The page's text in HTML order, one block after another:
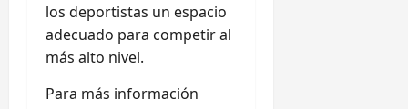
los deportistas un espacio
adecuado para competir al
más alto nivel.
Para más información